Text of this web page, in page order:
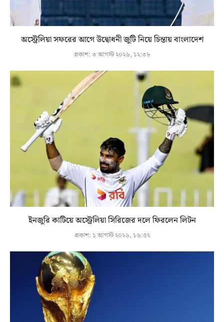
অস্ট্রেলিয়া সফরের আগে উদ্বোধনী জুটি নিয়ে চিন্তায় বাংলাদেশ
প্রকাশ:৩ আগস্ট ২০২৬, ১২:৩৮
ইনজুরি কাটিয়ে অস্ট্রেলিয়া সিরিজের দলে ফিরলেন লিটন
প্রকাশ: ১ আগস্ট ২০২৬, ১৬:৫২